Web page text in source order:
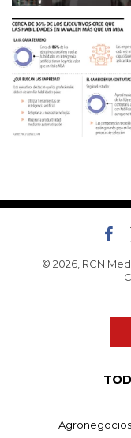
© 2026, RCN
Agronegocios